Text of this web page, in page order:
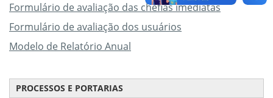
Formulário de avaliação das chefias imediatas
Formulário de avaliação dos usuários
Modelo de Relatório Anual
PROCESSOS E PORTARIAS